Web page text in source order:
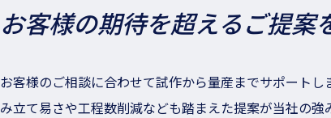
お客様の期待を超えるご提案
お客様のご相談に合わせて試作から量産までサポートし
み立て易さや工程数削減なども踏まえた提案が当社の強